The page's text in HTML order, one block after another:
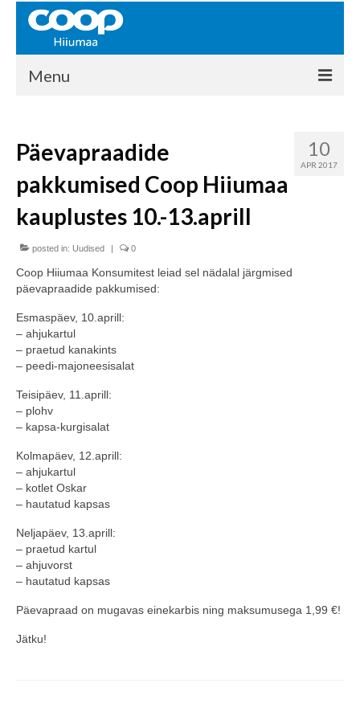
Menu
Kontakt
Liikmed
Ajalugu
KAUPLUSED
EHITUSKESKUS
KAUBAMAJA
KAMPAANIAD
KINKEKAART
PAKUME TÖÖD
HIIUMAA KÖÖK JA PAGAR
MEIE PANUS
10
APR 2017
Päevapraadide
pakkumised Coop Hiiumaa
kauplustes 10.-13.aprill
posted in: Uudised | 0
Coop Hiiumaa Konsumitest leiad sel nädalal järgmised
päevapraadide pakkumised:
Esmaspäev, 10.aprill:
– ahjukartul
– praetud kanakints
– peedi-majoneesisalat
Teisipäev, 11.aprill:
– plohv
– kapsa-kurgisalat
Kolmapäev, 12.aprill:
– ahjukartul
– kotlet Oskar
– hautatud kapsas
Neljapäev, 13.aprill:
– praetud kartul
– ahjuvorst
– hautatud kapsas
Päevapraad on mugavas einekarbis ning maksumusega 1,99 €!
Jätku!